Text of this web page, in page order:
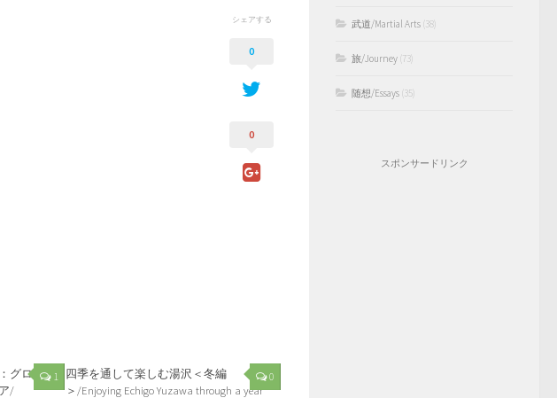
シェアする
0
0
1
グロー
/
0
四季を通して楽しむ湯沢＜冬編
＞/Enjoying Echigo Yuzawa through a year
武道/Martial Arts (38)
旅/Journey (73)
随想/Essays (35)
スポンサードリンク